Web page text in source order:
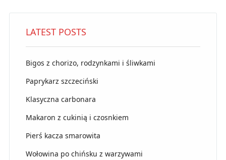
LATEST POSTS
Bigos z chorizo, rodzynkami i śliwkami
Paprykarz szczeciński
Klasyczna carbonara
Makaron z cukinią i czosnkiem
Pierś kacza smarowita
Wołowina po chińsku z warzywami